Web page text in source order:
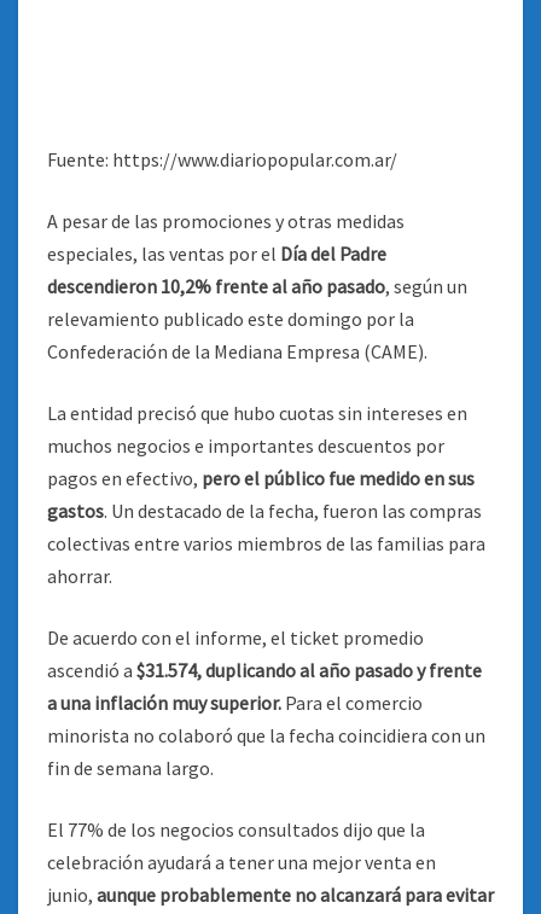
Fuente: https://www.diariopopular.com.ar/
A pesar de las promociones y otras medidas
especiales, las ventas por el Día del Padre
descendieron 10,2% frente al año pasado, según un
relevamiento publicado este domingo por la
Confederación de la Mediana Empresa (CAME).
La entidad precisó que hubo cuotas sin intereses en
muchos negocios e importantes descuentos por
pagos en efectivo, pero el público fue medido en sus
gastos. Un destacado de la fecha, fueron las compras
colectivas entre varios miembros de las familias para
ahorrar.
De acuerdo con el informe, el ticket promedio
ascendió a $31.574, duplicando al año pasado y frente
a una inflación muy superior. Para el comercio
minorista no colaboró que la fecha coincidiera con un
fin de semana largo.
El 77% de los negocios consultados dijo que la
celebración ayudará a tener una mejor venta en
junio, aunque probablemente no alcanzará para evitar